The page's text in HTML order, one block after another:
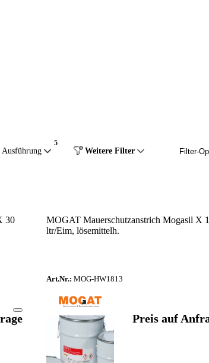
Ausführung Weitere Filter Filter-
30
MOGAT Mauerschutzanstrich Mogasil X
ltr/Eim, lösemittelh.
Art.Nr.: MOG-HW1813
Preis auf